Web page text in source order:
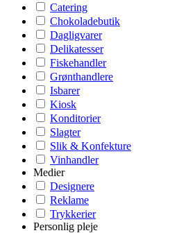
Catering
Chokoladebutik
Dagligvarer
Delikatesser
Fiskehandler
Grønthandlere
Isbarer
Kiosk
Konditorier
Slagter
Slik & Konfekture
Vinhandler
Medier
Designere
Reklame
Trykkerier
Personlig pleje